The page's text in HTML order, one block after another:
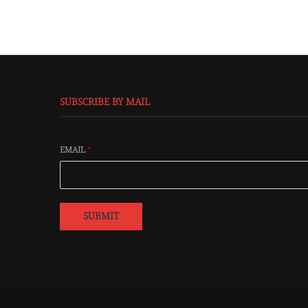
SUBSCRIBE BY MAIL
EMAIL*
SUBMIT